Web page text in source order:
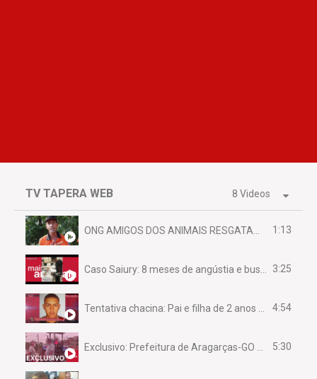
TV TAPERA WEB 8 Videos
1:13
3:25
4:54
5:30